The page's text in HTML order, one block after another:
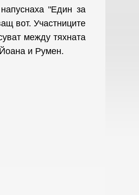
"Един за
вот. Участниците
между тяхната
и Румен.